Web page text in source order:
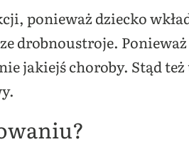
ponieważ dziecko
drobnoustroje. Ponieważ
jakiejś choroby. Stąd